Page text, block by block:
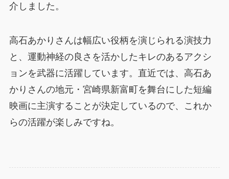
介しました。
高石あかりさんは幅広い役柄を演じられる演技力
と、運動神経の良さを活かしたキレのあるアクシ
ョンを武器に活躍しています。直近では、高石あ
かりさんの地元・宮崎県新富町を舞台にした短編
映画に主演することが決定しているので、これか
らの活躍が楽しみですね。